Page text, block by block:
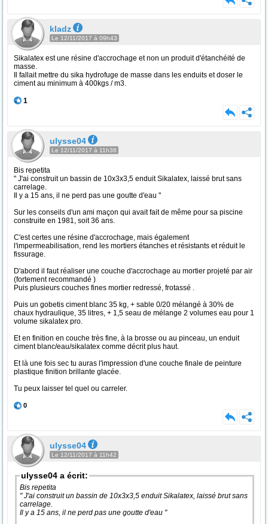
kladz
Le 12/11/2017 à 09h43
Sikalatex est une résine d'accrochage et non un produit d'étanchéité de
masse.
Il fallait mettre du sika hydrofuge de masse dans les enduits et doser le
ciment au minimum à 400kgs / m3.
1
ulysse04
Le 12/11/2017 à 11h38
Bis repetita
" J'ai construit un bassin de 10x3x3,5 enduit Sikalatex, laissé brut sans
carrelage.
Il y a 15 ans, il ne perd pas une goutte d'eau "
Sur les conseils d'un ami maçon qui avait fait de même pour sa piscine
construite en 1981, soit 36 ans.
C'est certes une résine d'accrochage, mais également
l'impermeabilisation, rend les mortiers étanches et résistants et réduit le
fissurage.
D'abord il faut réaliser une couche d'accrochage au mortier projeté par air
(fortement recommandé )
Puis plusieurs couches fines mortier redressé, frotassé .
Puis un gobetis ciment blanc 35 kg, + sable 0/20 mélangé à 30% de
chaux hydraulique, 35 litres, + 1,5 seau de mélange 2 volumes eau pour 1
volume sikalatex pro.
Et en finition en couche très fine, à la brosse ou au pinceau, un enduit
ciment blanc/eau/sikalatex comme décrit plus haut.
Et là une fois sec tu auras l'impression d'une couche finale de peinture
plastique finition brillante glacée.
Tu peux laisser tel quel ou carreler.
0
ulysse04
Le 12/11/2017 à 11h42
ulysse04 a écrit:
Bis repetita
" J'ai construit un bassin de 10x3x3,5 enduit Sikalatex, laissé brut sans
carrelage.
Il y a 15 ans, il ne perd pas une goutte d'eau "